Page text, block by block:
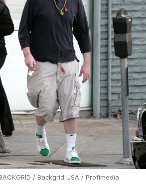
/ Backgrid USA / Profimedia